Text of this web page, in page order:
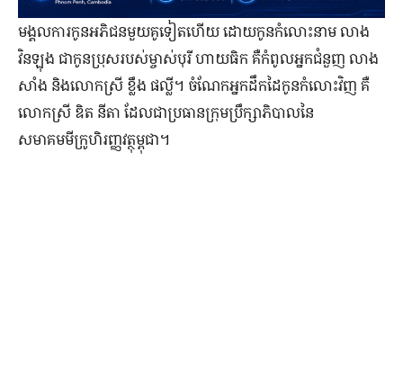
មង្គលការ​កូន​អភិជន​មួយ​គូ​ទៀត​ហើយ ដោយ​កូន​កំលោះ​នាម លាង
វិនឡុង ជា​កូន​ប្រុស​របស់​ម្ចាស់​បុរី ហាយធិក គឺ​កំពូល​អ្នក​ជំនួញ លាង
សាំង និង​លោក​ស្រី ខ្លឹង ផល្លី។ ចំណែក​អ្នក​ដឹកដៃ​កូន​កំលោះ​វិញ គឺ​
លោក​ស្រី ឌិត នីតា ដែល​ជា​ប្រធានក្រុមប្រឹក្សាភិបាលនៃ
សមាគមមីក្រូហិរញ្ញវត្ថុម្ពុជា។